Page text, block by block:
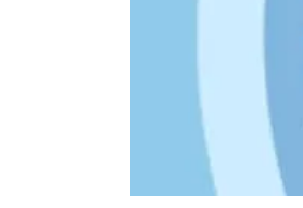
Størstedelen af dine
på dine forbrugsvaner i
Når du aflæser dit
Få overblik med
På "minForsyning" kan